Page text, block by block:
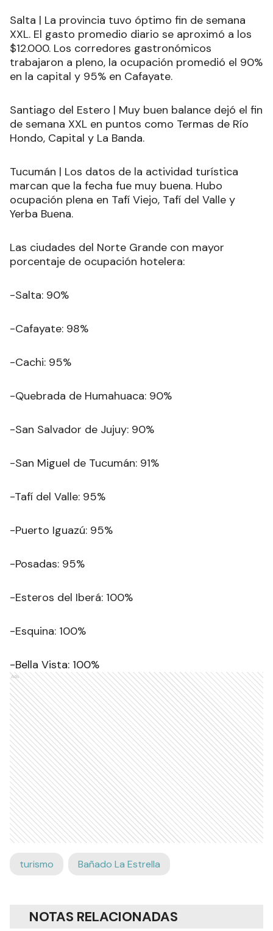
Salta | La provincia tuvo óptimo fin de semana
XXL. El gasto promedio diario se aproximó a los
$12.000. Los corredores gastronómicos
trabajaron a pleno, la ocupación promedió el 90%
en la capital y 95% en Cafayate.
Santiago del Estero | Muy buen balance dejó el fin
de semana XXL en puntos como Termas de Río
Hondo, Capital y La Banda.
Tucumán | Los datos de la actividad turística
marcan que la fecha fue muy buena. Hubo
ocupación plena en Tafí Viejo, Tafí del Valle y
Yerba Buena.
Las ciudades del Norte Grande con mayor
porcentaje de ocupación hotelera:
-Salta: 90%
-Cafayate: 98%
-Cachi: 95%
-Quebrada de Humahuaca: 90%
-San Salvador de Jujuy: 90%
-San Miguel de Tucumán: 91%
-Tafí del Valle: 95%
-Puerto Iguazú: 95%
-Posadas: 95%
-Esteros del Iberá: 100%
-Esquina: 100%
-Bella Vista: 100%
Ads
turismo Bañado La Estrella
NOTAS RELACIONADAS